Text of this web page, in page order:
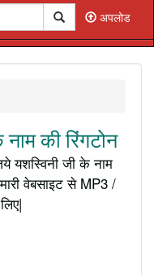
अपलोड
की रिंगटोन
यशस्विनी जी के नाम
वेबसाइट से MP3 /